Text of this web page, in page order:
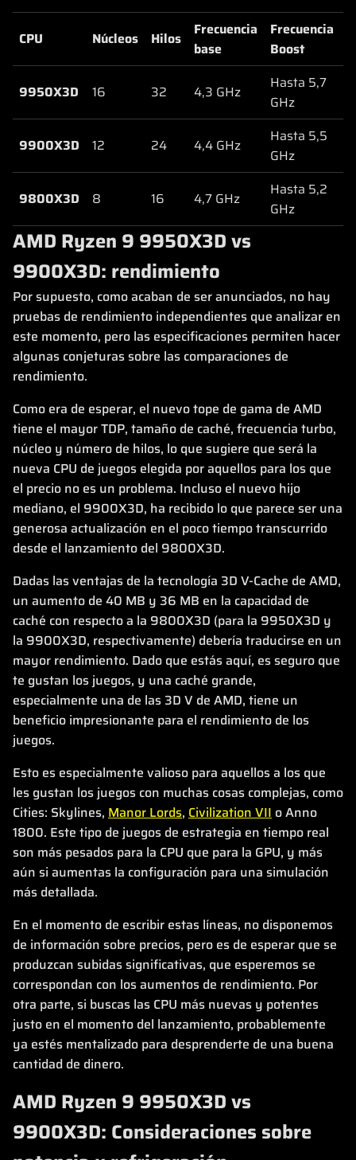
CPU Núcleos Hilos
Frecuencia
base
Frecuencia
Boost
9950X3D 16 32 4,3 GHz
Hasta 5,7
GHz
9900X3D 12 24 4,4 GHz
Hasta 5,5
GHz
9800X3D 8 16 4,7 GHz
Hasta 5,2
GHz
AMD Ryzen 9 9950X3D vs
9900X3D: rendimiento
Por supuesto, como acaban de ser anunciados, no hay
pruebas de rendimiento independientes que analizar en
este momento, pero las especificaciones permiten hacer
algunas conjeturas sobre las comparaciones de
rendimiento.
Como era de esperar, el nuevo tope de gama de AMD
tiene el mayor TDP, tamaño de caché, frecuencia turbo,
núcleo y número de hilos, lo que sugiere que será la
nueva CPU de juegos elegida por aquellos para los que
el precio no es un problema. Incluso el nuevo hijo
mediano, el 9900X3D, ha recibido lo que parece ser una
generosa actualización en el poco tiempo transcurrido
desde el lanzamiento del 9800X3D.
Dadas las ventajas de la tecnología 3D V-Cache de AMD,
un aumento de 40 MB y 36 MB en la capacidad de
caché con respecto a la 9800X3D (para la 9950X3D y
la 9900X3D, respectivamente) debería traducirse en un
mayor rendimiento. Dado que estás aquí, es seguro que
te gustan los juegos, y una caché grande,
especialmente una de las 3D V de AMD, tiene un
beneficio impresionante para el rendimiento de los
juegos.
Esto es especialmente valioso para aquellos a los que
les gustan los juegos con muchas cosas complejas, como
Cities: Skylines, Manor Lords, Civilization VII o Anno
1800. Este tipo de juegos de estrategia en tiempo real
son más pesados para la CPU que para la GPU, y más
aún si aumentas la configuración para una simulación
más detallada.
En el momento de escribir estas líneas, no disponemos
de información sobre precios, pero es de esperar que se
produzcan subidas significativas, que esperemos se
correspondan con los aumentos de rendimiento. Por
otra parte, si buscas las CPU más nuevas y potentes
justo en el momento del lanzamiento, probablemente
ya estés mentalizado para desprenderte de una buena
cantidad de dinero.
AMD Ryzen 9 9950X3D vs
9900X3D: Consideraciones sobre